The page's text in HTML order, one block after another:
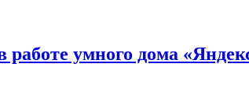
работе умного дома